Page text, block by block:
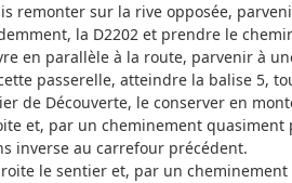
remonter sur la rive opposée,
la D2202 et prendre le
en parallèle à la route, parvenir à
passerelle, atteindre la balise 5,
de Découverte, le conserver en
et, par un cheminement
inverse au carrefour précédent.
le sentier et, par un